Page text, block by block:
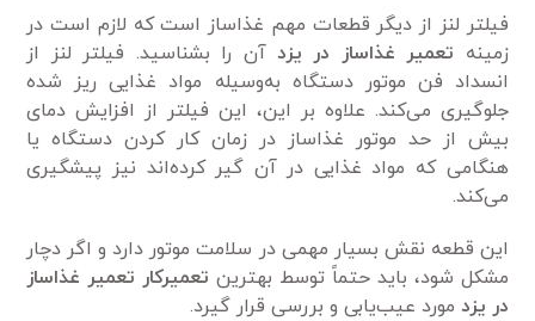
فیلتر لنز از دیگر قطعات مهم غذاساز است که لازم است در
زمینه تعمیر غذاساز در یزد آن را بشناسید. فیلتر لنز از
انسداد فن موتور دستگاه به‌وسیله مواد غذایی ریز شده
جلوگیری می‌کند. علاوه بر این، این فیلتر از افزایش دمای
بیش از حد موتور غذاساز در زمان کار کردن دستگاه یا
هنگامی‌ که مواد غذایی در آن گیر کرده‌اند نیز پیشگیری
می‌کند.
این قطعه نقش بسیار مهمی‌ در سلامت موتور دارد و اگر دچار
مشکل شود، باید حتماً توسط بهترین تعمیرکار تعمیر غذاساز
در یزد مورد عیب‌یابی و بررسی قرار گیرد.